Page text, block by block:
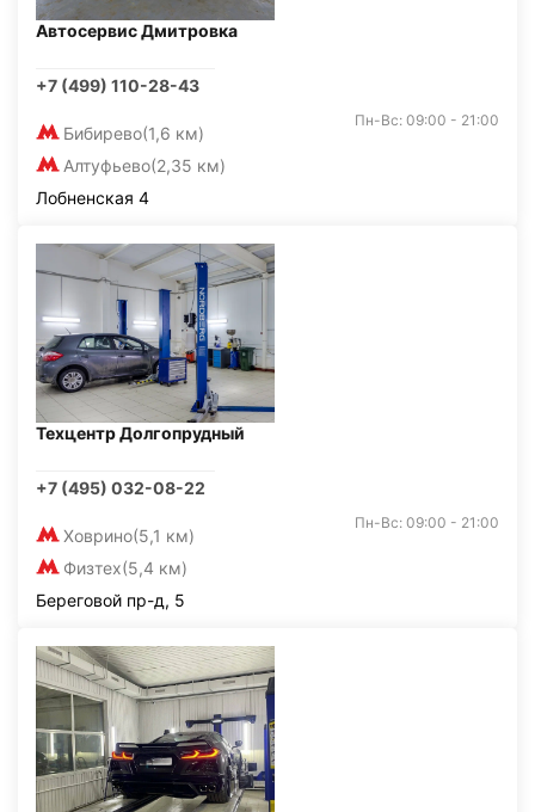
Автосервис Дмитровка
+7 (499) 110-28-43
Бибирево(1,6 км)
Алтуфьево(2,35 км)
Пн-Вс: 09:00 - 21:00
Лобненская 4
Техцентр Долгопрудный
+7 (495) 032-08-22
Ховрино(5,1 км)
Физтех(5,4 км)
Пн-Вс: 09:00 - 21:00
Береговой пр-д, 5